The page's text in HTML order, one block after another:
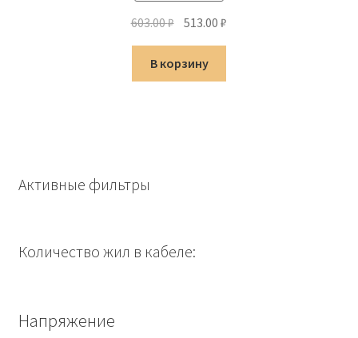
603.00₽ Первоначальная
цена
составляла
603.00 ₽.
513.00₽
В корзину
Активные фильтры
Количество жил в кабеле:
Напряжение